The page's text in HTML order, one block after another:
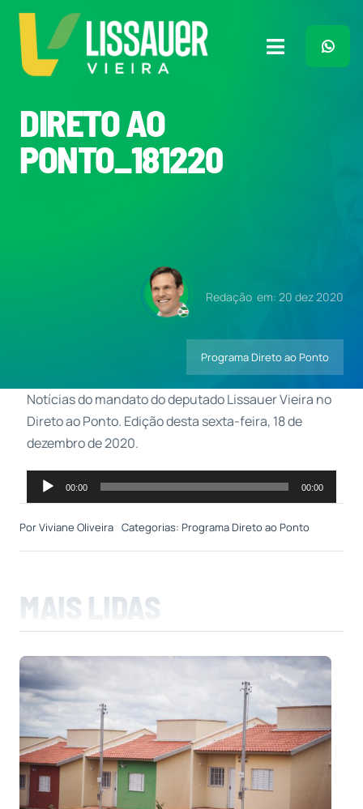
para
conteúdo
Toggle
Plano de Governo
Contatos
DIRETO AO
PONTO_181220
Redação em: 20 dez 2020
Programa Direto ao Ponto
Notícias do mandato do deputado Lissauer Vieira no
Direto ao Ponto. Edição desta sexta-feira, 18 de
dezembro de 2020.
Tocador
de
áudio
00:00 00:00
PorViviane Oliveira Categorias: Programa Direto ao Ponto
MAIS LIDAS